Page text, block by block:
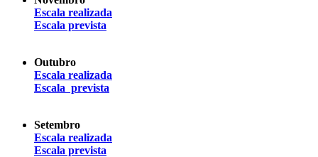
Escala realizada
Escala prevista
Outubro
Escala realizada
Escala prevista
Setembro
Escala realizada
Escala prevista